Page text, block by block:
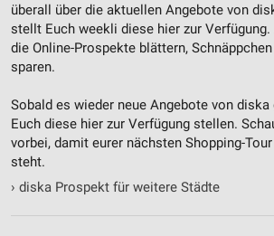
überall über die aktuellen Angebote von
stellt Euch weekli diese hier zur
die Online-Prospekte blättern,
sparen.
Sobald es wieder neue Angebote von
Euch diese hier zur Verfügung stellen.
vorbei, damit eurer nächsten Shopping-
steht.
› diska Prospekt für weitere Städte
Analyse von Zielgruppen durch
Kombinationen von Daten aus
Quellen
Verwendung reduzierter Daten zur
Inhalten
IAB-Besonderheiten:
Verwendung genauer Standortdaten